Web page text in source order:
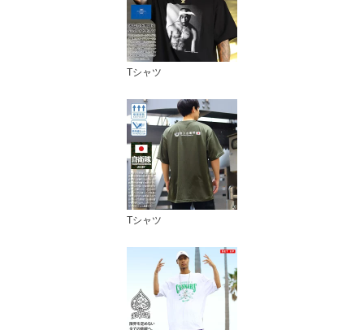
Tシャツ
Tシャツ